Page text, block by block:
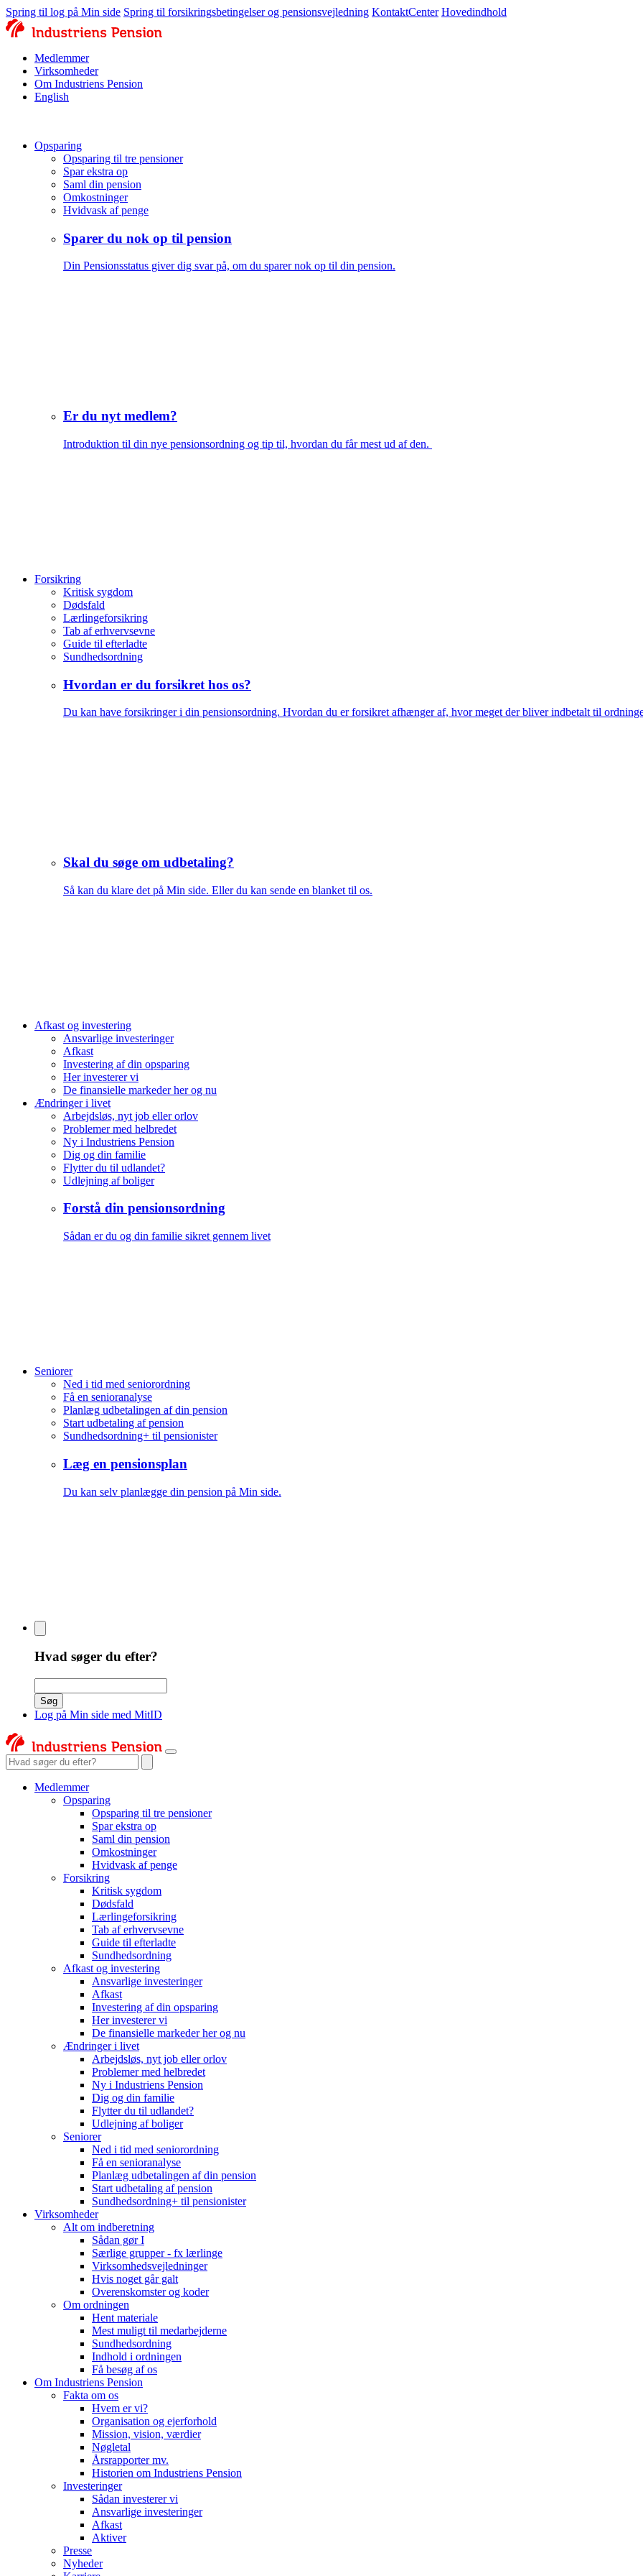
Spring til log på Min side Spring til forsikringsbetingelser og pensionsvejledning KontaktCenter Hovedindhold
Medlemmer
Virksomheder
Om Industriens Pension
English
Opsparing
Opsparing til tre pensioner
Spar ekstra op
Saml din pension
Omkostninger
Hvidvask af penge
Sparer du nok op til pension
Din Pensionsstatus giver dig svar på, om du sparer nok op til din pension.
Er du nyt medlem?
Introduktion til din nye pensionsordning og tip til, hvordan du får mest ud af den.
Forsikring
Kritisk sygdom
Dødsfald
Lærlingeforsikring
Tab af erhvervsevne
Guide til efterladte
Sundhedsordning
Hvordan er du forsikret hos os?
Du kan have forsikringer i din pensionsordning. Hvordan du er forsikret afhænger af, hvor meget der bliver indbetalt til
Skal du søge om udbetaling?
Så kan du klare det på Min side. Eller du kan sende en blanket til os.
Afkast og investering
Ansvarlige investeringer
Afkast
Investering af din opsparing
Her investerer vi
De finansielle markeder her og nu
Ændringer i livet
Arbejdsløs, nyt job eller orlov
Problemer med helbredet
Ny i Industriens Pension
Dig og din familie
Flytter du til udlandet?
Udlejning af boliger
Forstå din pensionsordning
Sådan er du og din familie sikret gennem livet
Seniorer
Ned i tid med seniorordning
Få en senioranalyse
Planlæg udbetalingen af din pension
Start udbetaling af pension
Sundhedsordning+ til pensionister
Læg en pensionsplan
Du kan selv planlægge din pension på Min side.
Hvad søger du efter?
Søg
Log på Min side med MitID
Søgeord
Medlemmer
Opsparing
Opsparing til tre pensioner
Spar ekstra op
Saml din pension
Omkostninger
Hvidvask af penge
Forsikring
Kritisk sygdom
Dødsfald
Lærlingeforsikring
Tab af erhvervsevne
Guide til efterladte
Sundhedsordning
Afkast og investering
Ansvarlige investeringer
Afkast
Investering af din opsparing
Her investerer vi
De finansielle markeder her og nu
Ændringer i livet
Arbejdsløs, nyt job eller orlov
Problemer med helbredet
Ny i Industriens Pension
Dig og din familie
Flytter du til udlandet?
Udlejning af boliger
Seniorer
Ned i tid med seniorordning
Få en senioranalyse
Planlæg udbetalingen af din pension
Start udbetaling af pension
Sundhedsordning+ til pensionister
Virksomheder
Alt om indberetning
Sådan gør I
Særlige grupper - fx lærlinge
Virksomhedsvejledninger
Hvis noget går galt
Overenskomster og koder
Om ordningen
Hent materiale
Mest muligt til medarbejderne
Sundhedsordning
Indhold i ordningen
Få besøg af os
Om Industriens Pension
Fakta om os
Hvem er vi?
Organisation og ejerforhold
Mission, vision, værdier
Nøgletal
Årsrapporter mv.
Historien om Industriens Pension
Investeringer
Sådan investerer vi
Ansvarlige investeringer
Afkast
Aktiver
Presse
Nyheder